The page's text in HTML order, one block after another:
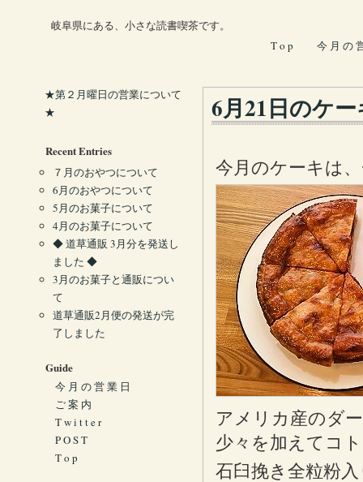
岐阜県にある、小さな読書喫茶です。
T o p
今 月 の
6月21日のケ
今月のケーキは
アメリカ産のダ
少々を加えてコ
石臼挽き全粒粉
★第２月曜日の営業について
★
Recent Entries
７月のおやつについて
6月のおやつについて
5月のお菓子について
4月のお菓子について
◆ 道草通販 3月分を発送し
ました ◆
3月のお菓子と通販につい
て
道草通販2月便の発送が完
了しました
Guide
今 月 の 営 業 日
ご 案 内
T w i t t e r
P O S T
T o p